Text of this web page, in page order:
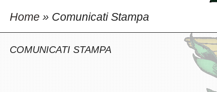
Home » Comunicati Stampa
COMUNICATI STAMPA